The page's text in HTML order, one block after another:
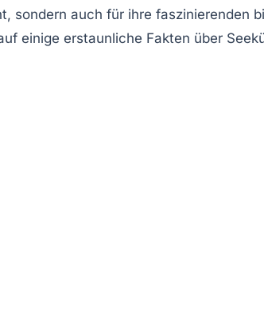
sondern auch für ihre faszinierenden
einige erstaunliche Fakten über